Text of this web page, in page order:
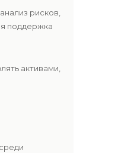
рисков,
поддержка
активами,